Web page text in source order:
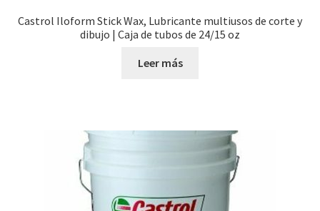
Castrol Iloform Stick Wax, Lubricante multiusos de corte y
dibujo | Caja de tubos de 24/15 oz
Leer más